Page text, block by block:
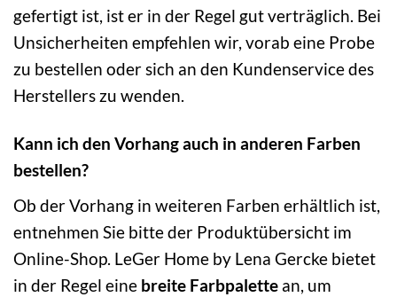
gefertigt ist, ist er in der Regel gut verträglich. Bei
Unsicherheiten empfehlen wir, vorab eine Probe
zu bestellen oder sich an den Kundenservice des
Herstellers zu wenden.
Kann ich den Vorhang auch in anderen Farben
bestellen?
Ob der Vorhang in weiteren Farben erhältlich ist,
entnehmen Sie bitte der Produktübersicht im
Online-Shop. LeGer Home by Lena Gercke bietet
in der Regel eine breite Farbpalette an, um